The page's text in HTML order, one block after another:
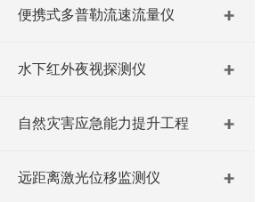
便携式多普勒流速流量仪
水下红外夜视探测仪
自然灾害应急能力提升工程
远距离激光位移监测仪